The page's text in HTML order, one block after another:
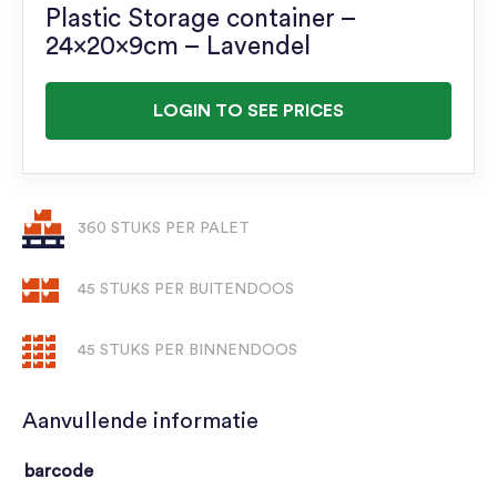
Plastic Storage container –
24x20x9cm – Lavendel
LOGIN TO SEE PRICES
360 STUKS PER PALET
45 STUKS PER BUITENDOOS
45 STUKS PER BINNENDOOS
Aanvullende informatie
barcode